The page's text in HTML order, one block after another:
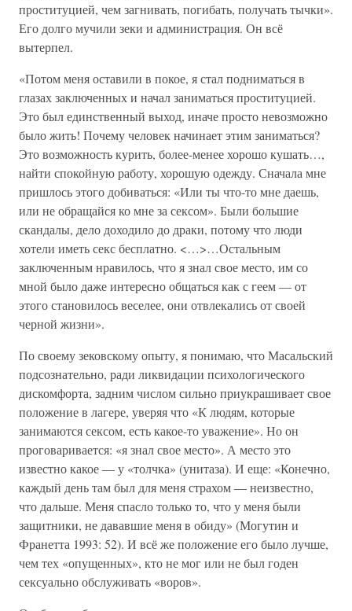
проституцией, чем загнивать, погибать, получать тычки».
Его долго мучили зеки и администрация. Он всё
вытерпел.
«Потом меня оставили в покое, я стал подниматься в
глазах заключенных и начал заниматься проституцией.
Это был единственный выход, иначе просто невозможно
было жить! Почему человек начинает этим заниматься?
Это возможность курить, более-менее хорошо кушать…,
найти спокойную работу, хорошую одежду. Сначала мне
пришлось этого добиваться: «Или ты что-то мне даешь,
или не обращайся ко мне за сексом». Были большие
скандалы, дело доходило до драки, потому что люди
хотели иметь секс бесплатно. <…>…Остальным
заключенным нравилось, что я знал свое место, им со
мной было даже интересно общаться как с геем — от
этого становилось веселее, они отвлекались от своей
черной жизни».
По своему зековскому опыту, я понимаю, что Масальский
подсознательно, ради ликвидации психологического
дискомфорта, задним числом сильно приукрашивает свое
положение в лагере, уверяя что «К людям, которые
занимаются сексом, есть какое-то уважение». Но он
проговаривается: «я знал свое место». А место это
известно какое — у «толчка» (унитаза). И еще: «Конечно,
каждый день там был для меня страхом — неизвестно,
что дальше. Меня спасло только то, что у меня были
защитники, не дававшие меня в обиду» (Могутин и
Франетта 1993: 52). И всё же положение его было лучше,
чем тех «опущенных», кто не мог или не был годен
сексуально обслуживать «воров».